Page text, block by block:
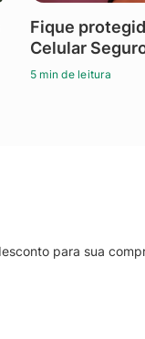
Fique
Celular
5 min de leitura
para sua